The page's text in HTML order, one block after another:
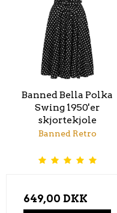
Banned Bella Polka
Swing 1950'er
skjortekjole
Banned Retro
649,00 DKK